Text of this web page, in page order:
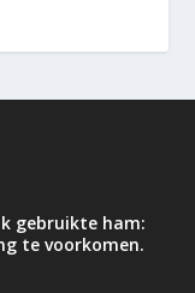
gebruikte ham:
te voorkomen.